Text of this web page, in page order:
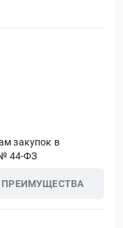
закупок в
№ 44-ФЗ
ПРЕИМУЩЕСТВА